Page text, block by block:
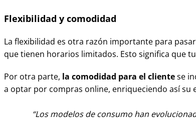
Flexibilidad y comodidad
La flexibilidad es otra razón importante para
que tienen horarios limitados. Esto significa que
Por otra parte, la comodidad para el clientese
a optar por compras online, enriqueciendo así su
Los modelos de consumo han